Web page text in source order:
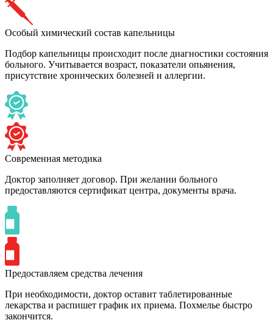
Особый химический состав капельницы
Подбор капельницы происходит после диагностики состояния
больного. Учитывается возраст, показатели опьянения,
присутствие хронических болезней и аллергии.
Современная методика
Доктор заполняет договор. При желании больного
предоставляются сертификат центра, документы врача.
Предоставляем средства лечения
При необходимости, доктор оставит таблетированные
лекарства и распишет график их приема. Похмелье быстро
закончится.